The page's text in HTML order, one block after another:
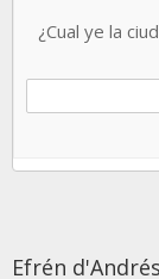
¿Cual ye la
Efrén d'Andrés